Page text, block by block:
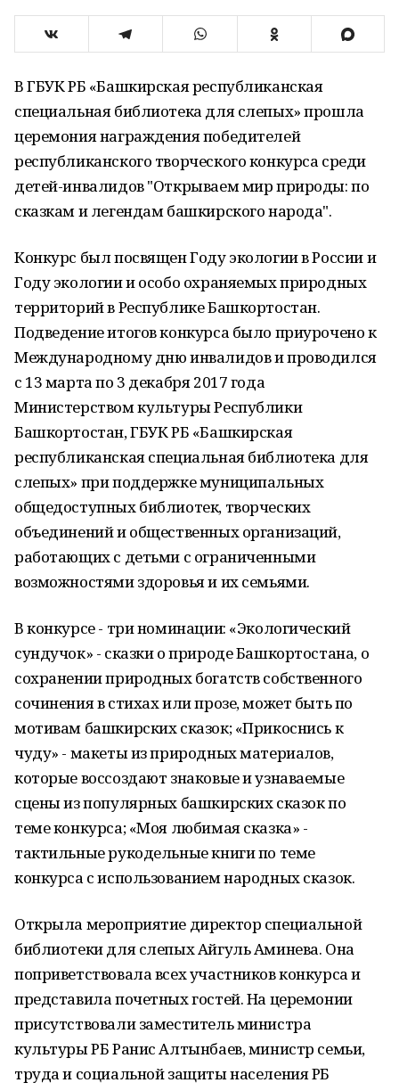
В ГБУК РБ «Башкирская республиканская
специальная библиотека для слепых» прошла
церемония награждения победителей
республиканского творческого конкурса среди
детей-инвалидов "Открываем мир природы: по
сказкам и легендам башкирского народа".
Конкурс был посвящен Году экологии в России и
Году экологии и особо охраняемых природных
территорий в Республике Башкортостан.
Подведение итогов конкурса было приурочено к
Международному дню инвалидов и проводился
с 13 марта по 3 декабря 2017 года
Министерством культуры Республики
Башкортостан, ГБУК РБ «Башкирская
республиканская специальная библиотека для
слепых» при поддержке муниципальных
общедоступных библиотек, творческих
объединений и общественных организаций,
работающих с детьми с ограниченными
возможностями здоровья и их семьями.
В конкурсе - три номинации: «Экологический
сундучок» - сказки о природе Башкортостана, о
сохранении природных богатств собственного
сочинения в стихах или прозе, может быть по
мотивам башкирских сказок; «Прикоснись к
чуду» - макеты из природных материалов,
которые воссоздают знаковые и узнаваемые
сцены из популярных башкирских сказок по
теме конкурса; «Моя любимая сказка» -
тактильные рукодельные книги по теме
конкурса с использованием народных сказок.
Открыла мероприятие директор специальной
библиотеки для слепых Айгуль Аминева. Она
поприветствовала всех участников конкурса и
представила почетных гостей. На церемонии
присутствовали заместитель министра
культуры РБ Ранис Алтынбаев, министр семьи,
труда и социальной защиты населения РБ